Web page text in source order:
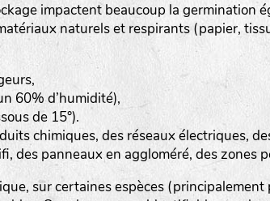
LA
F : Fleurs.
Les
impactent beaucoup la germination
naturels et respirants (papier,
60% d’humidité),
de 15°).
chimiques, des réseaux électriques,
des panneaux en aggloméré, des zones
sur certaines espèces